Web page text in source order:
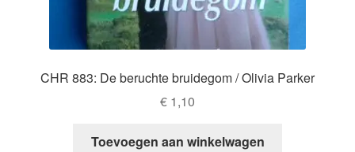
CHR 883: De beruchte bruidegom / Olivia Parker
€ 1,10
Toevoegen aan winkelwagen